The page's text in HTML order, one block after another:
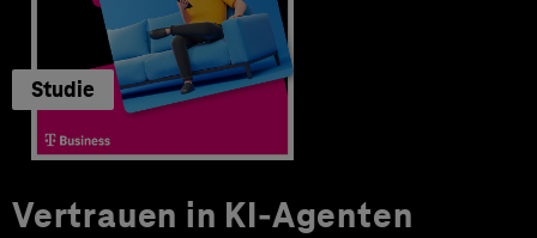
Studie
Vertrauen in KI-Agenten